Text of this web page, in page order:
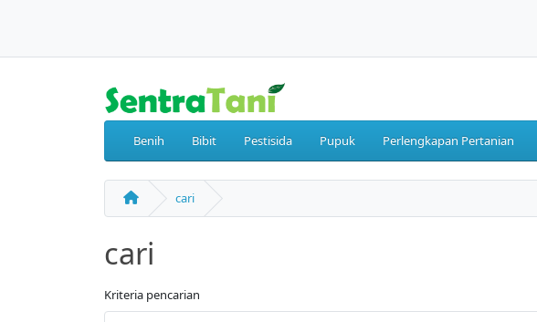
Benih Bibit Pestisida Pupuk Perlengkapan Pertanian
cari
cari
Kriteria pencarian